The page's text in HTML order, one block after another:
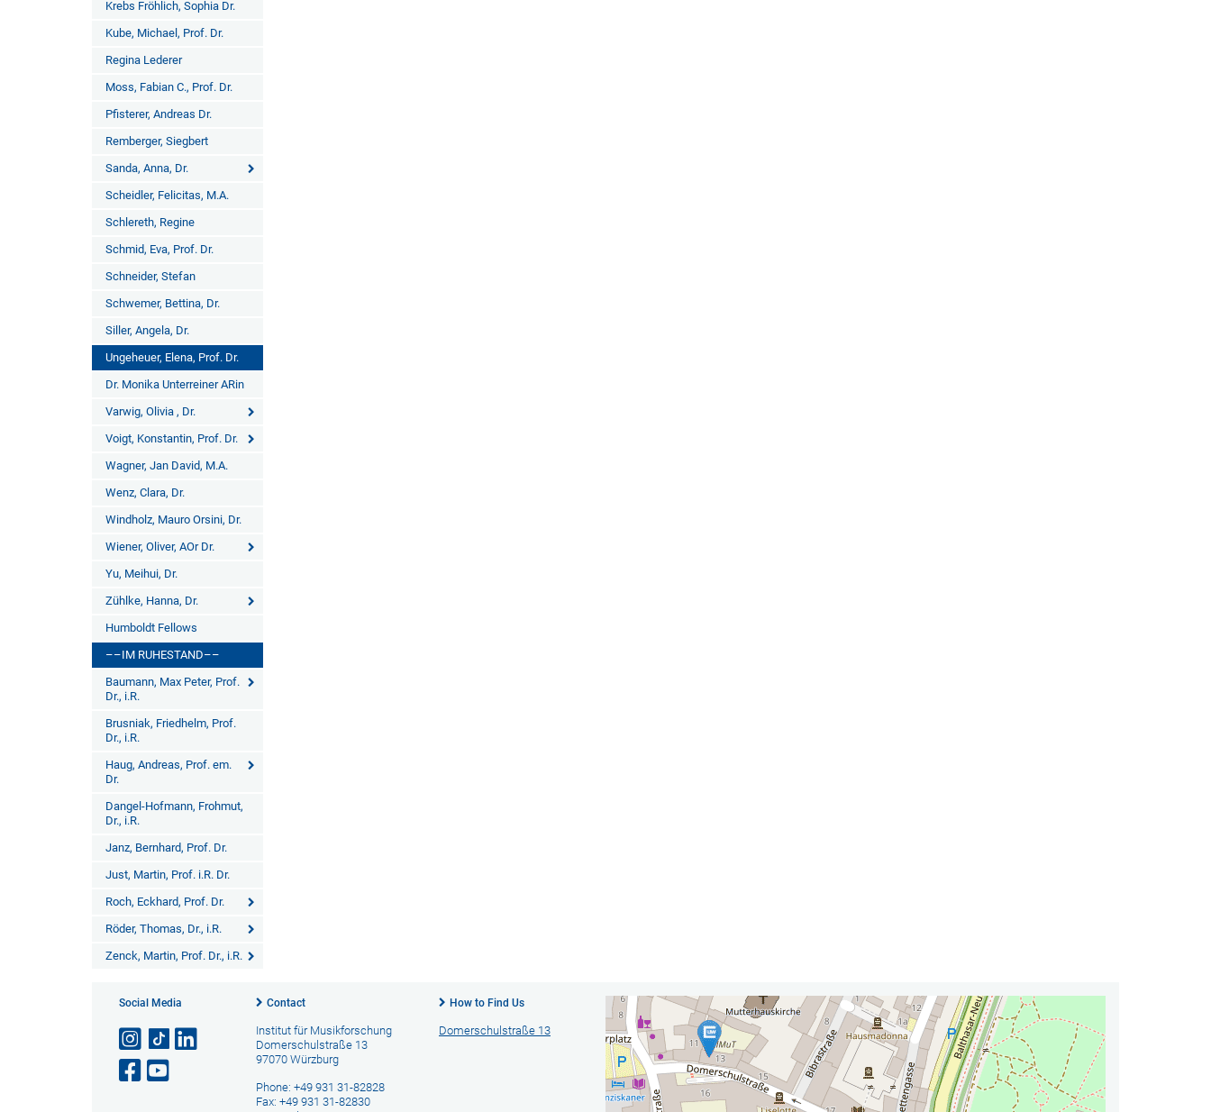
Krebs Fröhlich, Sophia Dr.
Kube, Michael, Prof. Dr.
Regina Lederer
Moss, Fabian C., Prof. Dr.
Pfisterer, Andreas Dr.
Remberger, Siegbert
Sanda, Anna, Dr.
Scheidler, Felicitas, M.A.
Schlereth, Regine
Schmid, Eva, Prof. Dr.
Schneider, Stefan
Schwemer, Bettina, Dr.
Siller, Angela, Dr.
Ungeheuer, Elena, Prof. Dr.
Dr. Monika Unterreiner ARin
Varwig, Olivia , Dr.
Voigt, Konstantin, Prof. Dr.
Wagner, Jan David, M.A.
Wenz, Clara, Dr.
Windholz, Mauro Orsini, Dr.
Wiener, Oliver, AOr Dr.
Yu, Meihui, Dr.
Zühlke, Hanna, Dr.
Humboldt Fellows
––IM RUHESTAND––
Baumann, Max Peter, Prof.
Dr., i.R.
Brusniak, Friedhelm, Prof.
Dr., i.R.
Haug, Andreas, Prof. em.
Dr.
Dangel-Hofmann, Frohmut,
Dr., i.R.
Janz, Bernhard, Prof. Dr.
Just, Martin, Prof. i.R. Dr.
Roch, Eckhard, Prof. Dr.
Röder, Thomas, Dr., i.R.
Zenck, Martin, Prof. Dr., i.R.
Social Media Contact
Institut für Musikforschung
Domerschulstraße 13
97070 Würzburg
Phone: +49 931 31-82828
Fax: +49 931 31-82830
How to Find Us
Domerschulstraße 13